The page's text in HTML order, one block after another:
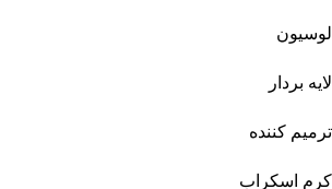
لوسیون
لایه بردار
ترمیم کننده
کرم اسکراب